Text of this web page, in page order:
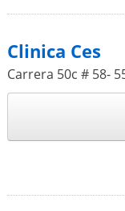
Clinica Ces
Carrera 50c # 58-